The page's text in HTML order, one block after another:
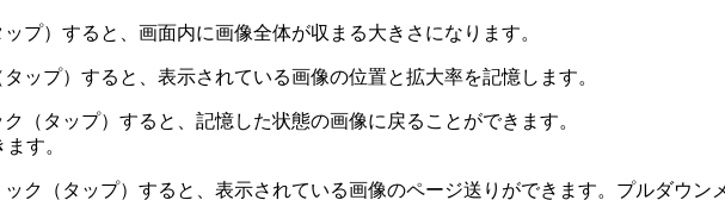
プ）すると、画面内に画像全体が収まる大きさになります。
ップ）すると、表示されている画像の位置と拡大率を記憶します。
（タップ）すると、記憶した状態の画像に戻ることができます。
す。
ック（タップ）すると、表示されている画像のページ送りができます。プルダウン